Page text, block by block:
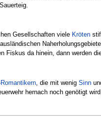
Gesellschaften viele Kröten
da hinein, dann werden
Romantikern, die mit wenig Sinn
hernach noch genötigt